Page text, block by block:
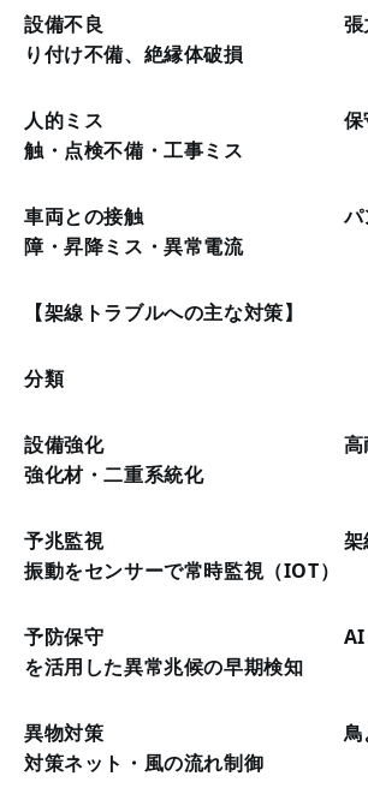
設備不良 張力調整
り付け不備、絶縁体破損
人的ミス 保守作
触・点検不備・工事ミス
車両との接触 パンタ
障・昇降ミス・異常電流
【架線トラブルへの主な対策】
分類 対策
設備強化 高耐久架
強化材・二重系統化
予兆監視 架線温度
振動をセンサーで常時監視（IOT）
予防保守 AI・ビッ
を活用した異常兆候の早期検知
異物対策 鳥よけ・
対策ネット・風の流れ制御